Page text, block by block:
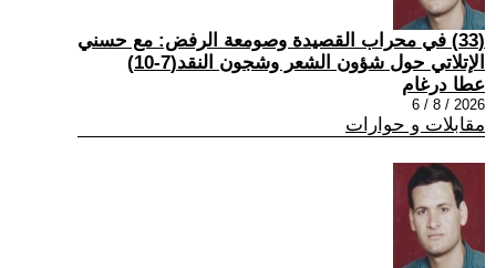
(33) في محراب القصيدة وصومعة الرفض: مع حسني
الإتلاتي حول شؤون الشعر وشجون النقد(7-10)
عطا درغام
2026 / 8 / 6
مقابلات و حوارات